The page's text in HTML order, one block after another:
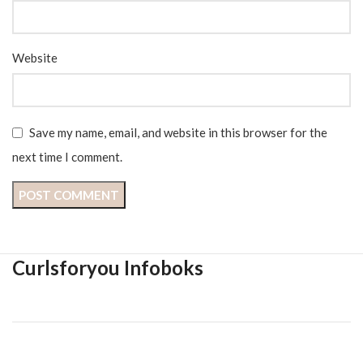
Website
Save my name, email, and website in this browser for the
next time I comment.
Curlsforyou Infoboks